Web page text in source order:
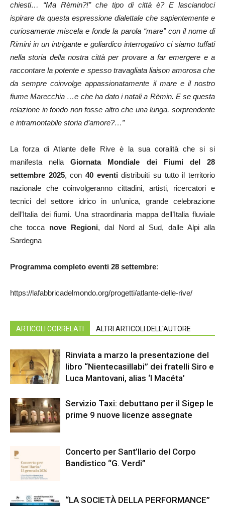
chiesti… “Ma Rèmin?!” che tipo di città è? E lasciandoci
ispirare da questa espressione dialettale che sapientemente e
curiosamente miscela e fonde la parola “mare” con il nome di
Rimini in un intrigante e goliardico interrogativo ci siamo tuffati
nella storia della nostra città per provare a far emergere e a
raccontare la potente e spesso travagliata liaison amorosa che
da sempre coinvolge appassionatamente il mare e il nostro
fiume Marecchia …e che ha dato i natali a Rèmin. E se questa
relazione in fondo non fosse altro che una lunga, sorprendente
e intramontabile storia d’amore?…”
La forza di Atlante delle Rive è la sua coralità che si si
manifesta nellaGiornata Mondiale dei Fiumi del 28
settembre 2025, con40 eventidistribuiti su tutto il territorio
nazionale che coinvolgeranno cittadini, artisti, ricercatori e
tecnici del settore idrico in un’unica, grande celebrazione
dell’Italia dei fiumi. Una straordinaria mappa dell’Italia fluviale
che tocca nove Regioni, dal Nord al Sud, dalle Alpi alla
Sardegna
Programma completo eventi 28 settembre:
https://lafabbricadelmondo.org/progetti/atlante-delle-rive/
ARTICOLI CORRELATI ALTRI ARTICOLI DELL'AUTORE
Rinviata a marzo la presentazione del
libro “Nientecasillabi” dei fratelli Siro e
Luca Mantovani, alias ‘I Macéta’
Servizio Taxi: debuttano per il Sigep le
prime 9 nuove licenze assegnate
Concerto per Sant’Ilario del Corpo
Bandistico “G. Verdi”
“LA SOCIETÀ DELLA PERFORMANCE”